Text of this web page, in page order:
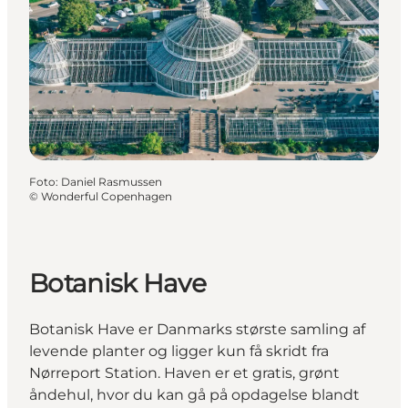
Foto: Daniel Rasmussen
© Wonderful Copenhagen
Botanisk Have
Botanisk Have er Danmarks største samling af
levende planter og ligger kun få skridt fra
Nørreport Station. Haven er et gratis, grønt
åndehul, hvor du kan gå på opdagelse blandt